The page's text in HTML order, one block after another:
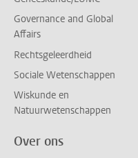
Governance and Global
Affairs
Rechtsgeleerdheid
Sociale Wetenschappen
Wiskunde en
Natuurwetenschappen
Over ons